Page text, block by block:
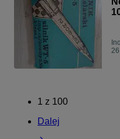
1 z 100
Dalej